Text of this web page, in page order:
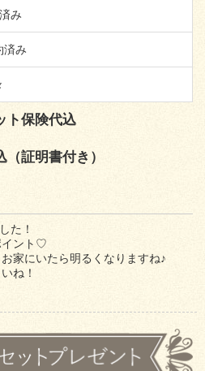
み
済み
ト保険代込
証明書付き）
た！
イント♡
家にいたら明るくなりますね♪
ね！